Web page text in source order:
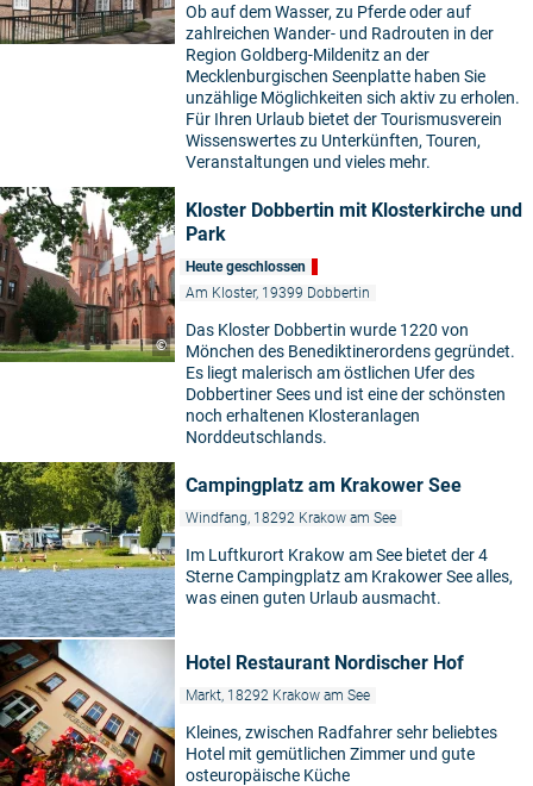
Ob auf dem Wasser, zu Pferde oder auf
zahlreichen Wander- und Radrouten in der
Region Goldberg-Mildenitz an der
Mecklenburgischen Seenplatte haben Sie
unzählige Möglichkeiten sich aktiv zu erholen.
Für Ihren Urlaub bietet der Tourismusverein
Wissenswertes zu Unterkünften, Touren,
Veranstaltungen und vieles mehr.
©
Kloster Dobbertin mit Klosterkirche und
Park
Heute geschlossen
Am Kloster, 19399 Dobbertin
Das Kloster Dobbertin wurde 1220 von
Mönchen des Benediktinerordens gegründet.
Es liegt malerisch am östlichen Ufer des
Dobbertiner Sees und ist eine der schönsten
noch erhaltenen Klosteranlagen
Norddeutschlands.
Campingplatz am Krakower See
Windfang, 18292 Krakow am See
Im Luftkurort Krakow am See bietet der 4
Sterne Campingplatz am Krakower See alles,
was einen guten Urlaub ausmacht.
Hotel Restaurant Nordischer Hof
Markt, 18292 Krakow am See
Kleines, zwischen Radfahrer sehr beliebtes
Hotel mit gemütlichen Zimmer und gute
osteuropäische Küche